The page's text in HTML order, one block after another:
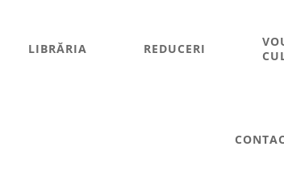
LIBRĂRIA REDUCERI